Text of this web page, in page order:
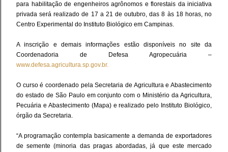
para habilitação de engenheiros agrônomos e florestais da iniciativa
privada será realizado de 17 a 21 de outubro, das 8 às 18 horas, no
Centro Experimental do Instituto Biológico em Campinas.
A inscrição e demais informações estão disponíveis no site da
Coordenadoria de Defesa Agropecuária –
www.defesa.agricultura.sp.gov.br.
O curso é coordenado pela Secretaria de Agricultura e Abastecimento
do estado de São Paulo em conjunto com o Ministério da Agricultura,
Pecuária e Abastecimento (Mapa) e realizado pelo Instituto Biológico,
órgão da Secretaria.
“A programação contempla basicamente a demanda de exportadores
de semente (minoria das pragas abordadas, já que este mercado